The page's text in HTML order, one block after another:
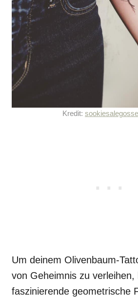
Kredit:
Um deinem Olivenbaum-
von Geheimnis zu verleihen,
faszinierende geometrische